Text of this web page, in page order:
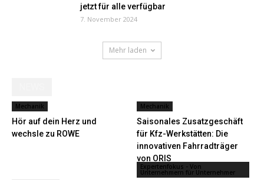
jetzt für alle verfügbar
7. November 2024
Mehr laden
Mechanik
Hör auf dein Herz und
wechsle zu ROWE
Mechanik
Saisonales Zusatzgeschäft
für Kfz-Werkstätten: Die
innovativen Fahrradträger
von ORIS
Expertenfokus - Von
Unternehmern für Unternehmer